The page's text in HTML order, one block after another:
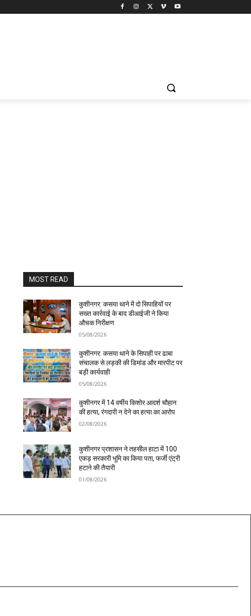
MOST READ
कुशीनगर: कसया थाने में दो सिपाहियों पर
सख्त कार्रवाई के बाद डीआईजी ने किया
औचक निरीक्षण
05/08/2026
कुशीनगर: कसया थाने के सिपाही पर ढाबा
संचालक से लड़की की डिमांड और मारपीट पर
बड़ी कार्यवाही
05/08/2026
कुशीनगर में 14 वर्षीय किशोर आदर्श चौहान
की हत्या, रंगदारी न देने का हत्या का आरोप
02/08/2026
कुशीनगर प्रशासन ने तहसील हाटा में 100
एकड़ सरकारी भूमि का किया पता, फर्जी एंट्री
हटाने की तैयारी
01/08/2026